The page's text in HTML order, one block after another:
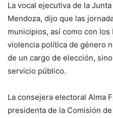
La vocal ejecutiva de la
Mendoza, dijo que las
municipios, así como con
violencia política de género
de un cargo de elección,
servicio público.
La consejera electoral Alma
presidenta de la Comisión